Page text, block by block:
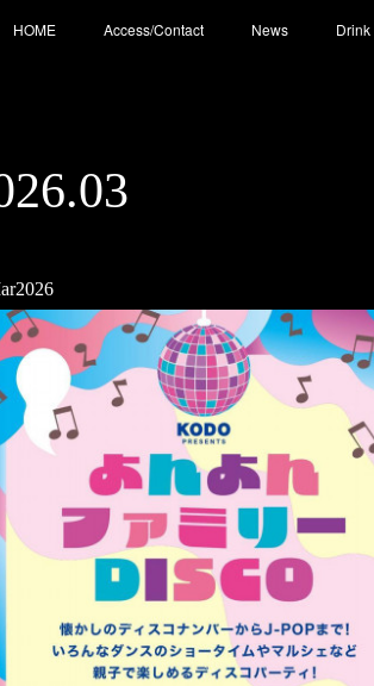
HOME Access/Contact News Drink
.03
2026